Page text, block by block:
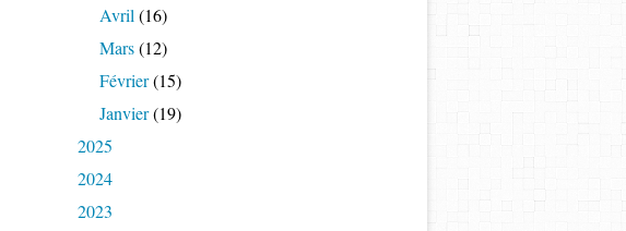
Avril (16)
Mars(12)
Février(15)
Janvier(19)
2025
2024
2023